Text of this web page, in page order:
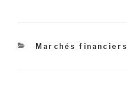
Catégories
Marchés financiers